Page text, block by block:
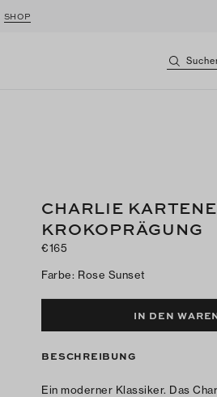
SHOP
CHARLIE
KROKOPRÄGUNG
€165
Farbe: Rose Sunset
IN DEN
BESCHREIBUNG
Ein moderner Klassiker. Das